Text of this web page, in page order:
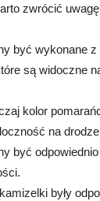
zwrócić
być wykonane z
są widoczne
kolor
na
być
były